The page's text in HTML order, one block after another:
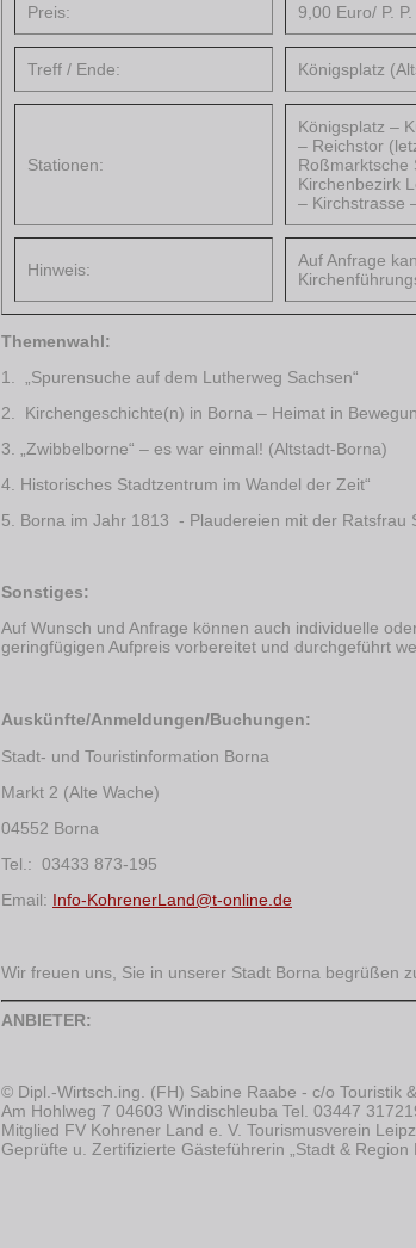
Preis: 9,00 Euro/ P.
Treff / Ende: Königsplatz
Stationen:
Königsplatz –
– Reichstor
Roßmarktsche
Kirchenbezirk
– Kirchstrasse
Hinweis: Auf Anfrage
Themenwahl:
1. „Spurensuche auf dem Lutherweg Sachsen“
2. Kirchengeschichte(n) in Borna – Heimat in
3. „Zwibbelborne“ – es war einmal! (Altstadt-Borna)
4. Historisches Stadtzentrum im Wandel der Zeit“
5. Borna im Jahr 1813 - Plaudereien mit der Ratsfrau
Sonstiges:
Auf Wunsch und Anfrage können auch individuelle
geringfügigen Aufpreis vorbereitet und durchgeführt
Auskünfte/Anmeldungen/Buchungen:
Stadt- und Touristinformation Borna
Markt 2 (Alte Wache)
04552 Borna
Tel.: 03433 873-195
Email: Info-KohrenerLand@t-online.de
Wir freuen uns, Sie in unserer Stadt Borna begrüßen
ANBIETER:
© Dipl.-Wirtsch.ing. (FH) Sabine Raabe - c/o Touristik
Am Hohlweg 7 04603 Windischleuba Tel. 03447
Mitglied FV Kohrener Land e. V. Tourismusverein
Geprüfte u. Zertifizierte Gästeführerin „Stadt &